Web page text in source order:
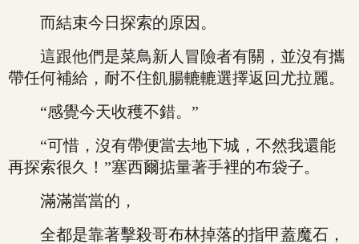
而結束今日探索的原因。
這跟他們是菜鳥新人冒險者有關，並沒有攜
帶任何補給，耐不住飢腸轆轆選擇返回尤拉麗。
“感覺今天收穫不錯。”
“可惜，沒有帶便當去地下城，不然我還能
再探索很久！”塞西爾掂量著手裡的布袋子。
滿滿當當的，
全都是靠著擊殺哥布林掉落的指甲蓋魔石，